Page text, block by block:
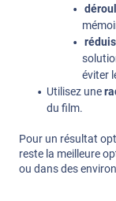
éviter
Utilisez une
du film.
Pour un résultat
reste la meilleure
ou dans des